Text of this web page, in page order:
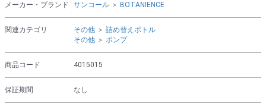
メーカー・ブランド サンコール ＞ BOTANIENCE
関連カテゴリ その他 ＞ 詰め替えボトル
その他 ＞ ポンプ
商品コード 4015015
保証期間 なし